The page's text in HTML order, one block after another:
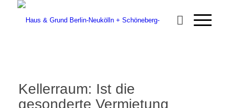
Kellerraum: Ist die
gesonderte Vermietung